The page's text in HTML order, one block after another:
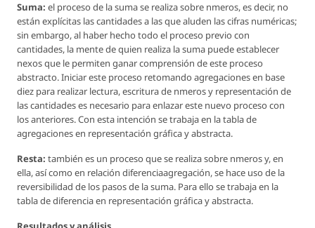
Suma: el proceso de la suma se realiza sobre nmeros, es decir, no
están explícitas las cantidades a las que aluden las cifras numéricas;
sin embargo, al haber hecho todo el proceso previo con
cantidades, la mente de quien realiza la suma puede establecer
nexos que le permiten ganar comprensión de este proceso
abstracto. Iniciar este proceso retomando agregaciones en base
diez para realizar lectura, escritura de nmeros y representación de
las cantidades es necesario para enlazar este nuevo proceso con
los anteriores. Con esta intención se trabaja en la tabla de
agregaciones en representación gráfica y abstracta.
Resta: también es un proceso que se realiza sobre nmeros y, en
ella, así como en relación diferenciaagregación, se hace uso de la
reversibilidad de los pasos de la suma. Para ello se trabaja en la
tabla de diferencia en representación gráfica y abstracta.